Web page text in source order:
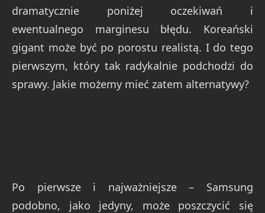
dramatycznie poniżej oczekiwań i
ewentualnego marginesu błędu. Koreański
gigant może być po porostu realistą. I do tego
pierwszym, który tak radykalnie podchodzi do
sprawy. Jakie możemy mieć zatem alternatywy?
Po pierwsze i najważniejsze – Samsung
podobno, jako jedyny, może poszczycić się